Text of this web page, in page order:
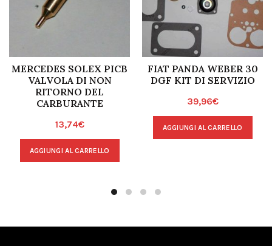
MERCEDES SOLEX PICB
VALVOLA DI NON
RITORNO DEL
CARBURANTE
13,74€
AGGIUNGI AL CARRELLO
FIAT PANDA WEBER 30
DGF KIT DI SERVIZIO
39,96€
AGGIUNGI AL CARRELLO